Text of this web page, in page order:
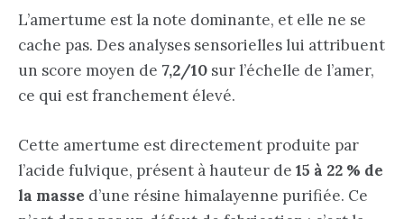
L’amertume est la note dominante, et elle ne se
cache pas. Des analyses sensorielles lui attribuent
un score moyen de 7,2/10 sur l’échelle de l’amer,
ce qui est franchement élevé.
Cette amertume est directement produite par
l’acide fulvique, présent à hauteur de 15 à 22 % de
la masse d’une résine himalayenne purifiée. Ce